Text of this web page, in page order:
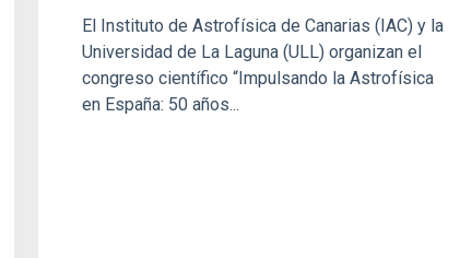
El Instituto de Astrofísica de Canarias (IAC) y la
Universidad de La Laguna (ULL) organizan el
congreso científico “Impulsando la Astrofísica
en España: 50 años...